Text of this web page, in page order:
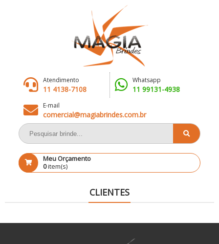
Atendimento
11 4138-7108
Whatsapp
11 99131-4938
E-mail
comercial@magiabrindes.com.br
Meu Orçamento
0item(s)
CLIENTES